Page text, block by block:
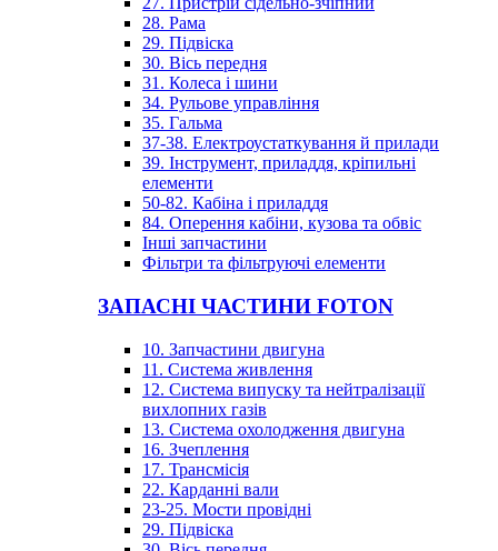
28. Рама
29. Підвіска
30. Вісь передня
31. Колеса і шини
34. Рульове управління
35. Гальма
37-38. Електроустаткування й прилади
39. Інструмент, приладдя, кріпильні
елементи
50-82. Кабіна і приладдя
84. Оперення кабіни, кузова та обвіс
Інші запчастини
Фільтри та фільтруючі елементи
ЗАПАСНІ ЧАСТИНИ FOTON
10. Запчастини двигуна
11. Система живлення
12. Система випуску та нейтралізації
вихлопних газів
13. Система охолодження двигуна
16. Зчеплення
17. Трансмісія
22. Карданні вали
23-25. Мости провідні
29. Підвіска